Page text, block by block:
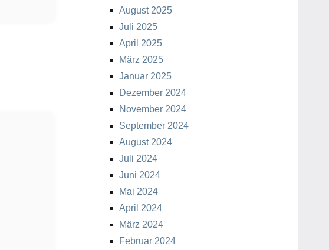
August 2025
Juli 2025
April 2025
März 2025
Januar 2025
Dezember 2024
November 2024
September 2024
August 2024
Juli 2024
Juni 2024
Mai 2024
April 2024
März 2024
Februar 2024